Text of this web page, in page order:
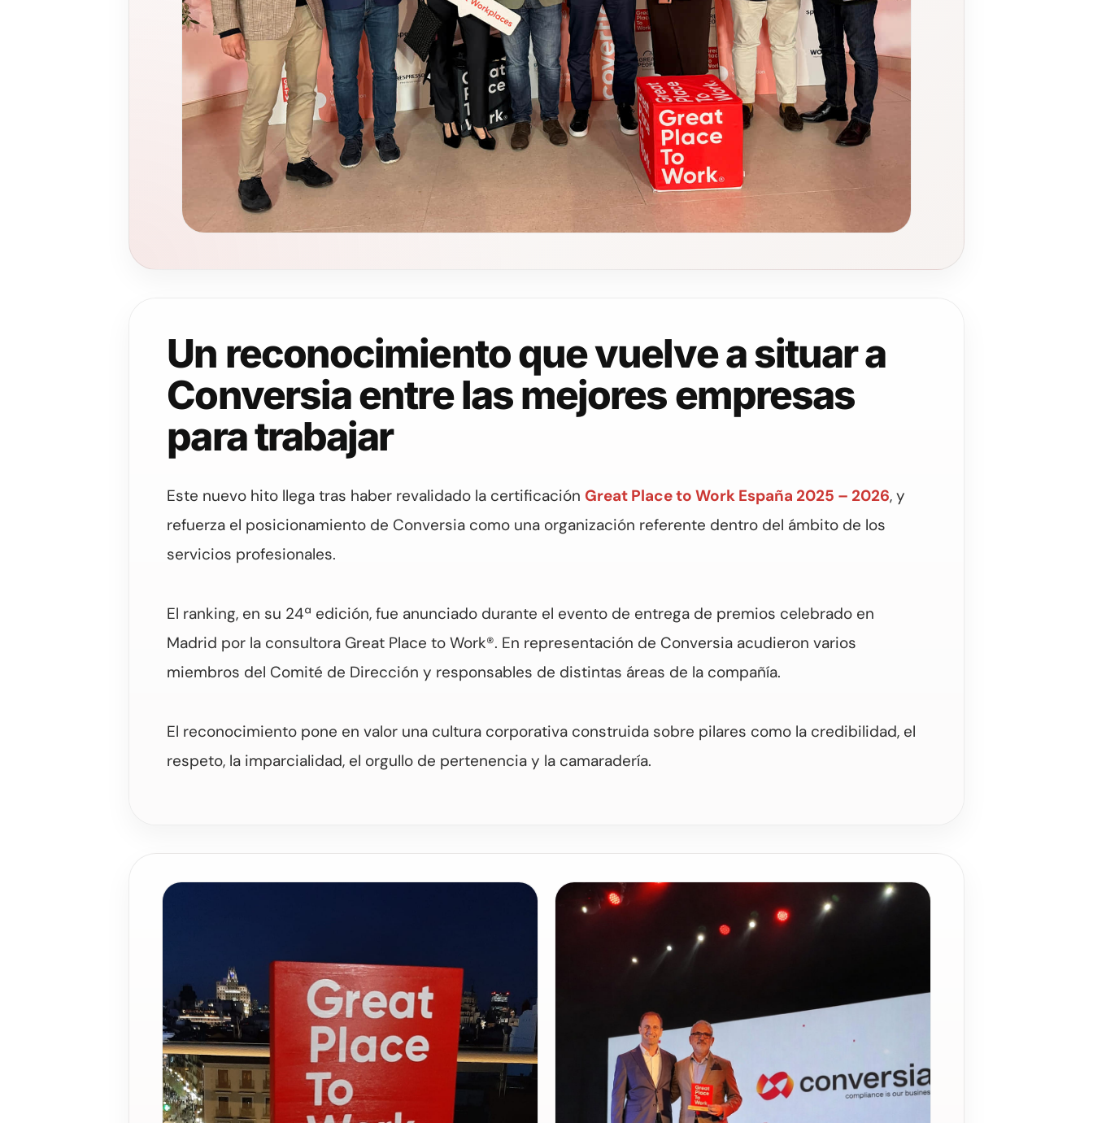
Un reconocimiento que vuelve a situar a
Conversia entre las mejores empresas
para trabajar
Este nuevo hito llega tras haber revalidado la certificación Great Place to Work España 2025 – 2026, y
refuerza el posicionamiento de Conversia como una organización referente dentro del ámbito de los
servicios profesionales.
El ranking, en su 24ª edición, fue anunciado durante el evento de entrega de premios celebrado en
Madrid por la consultora Great Place to Work®. En representación de Conversia acudieron varios
miembros del Comité de Dirección y responsables de distintas áreas de la compañía.
El reconocimiento pone en valor una cultura corporativa construida sobre pilares como la credibilidad, el
respeto, la imparcialidad, el orgullo de pertenencia y la camaradería.